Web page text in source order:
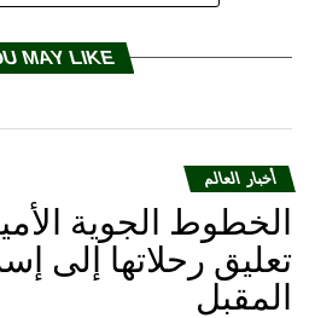
MAY LIKE
أخبار العالم
الخطوط الجوية
تعليق رحلاتها إلى
المقبل